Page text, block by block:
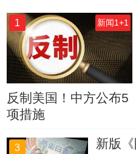
1 新闻1+1
反制美国！中方公布5
项措施
3 新版